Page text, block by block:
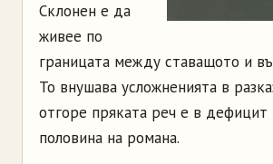
Склонен е да
живее по
границата между ставащото и
То внушава усложненията в
отгоре пряката реч е в дефицит
половина на романа.